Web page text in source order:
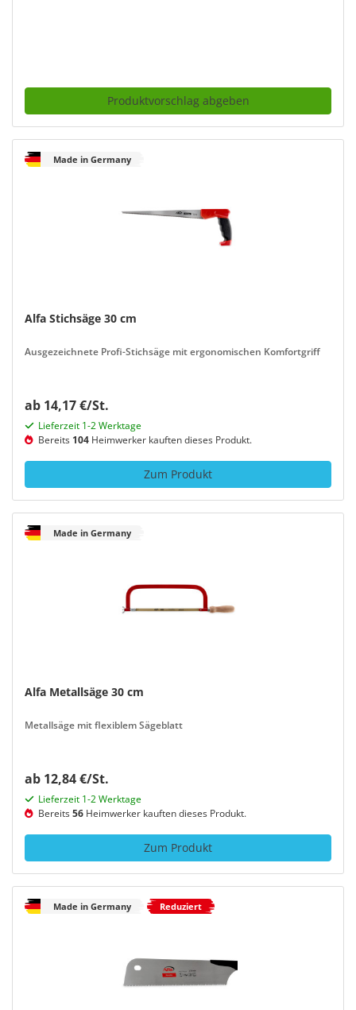
Produktvorschlag abgeben
Made in Germany
Alfa Stichsäge 30 cm
Ausgezeichnete Profi-Stichsäge mit ergonomischen Komfortgriff
ab 14,17 €/St.
Lieferzeit 1-2 Werktage
Bereits 104 Heimwerker kauften dieses Produkt.
Zum Produkt
Made in Germany
Alfa Metallsäge 30 cm
Metallsäge mit flexiblem Sägeblatt
ab 12,84 €/St.
Lieferzeit 1-2 Werktage
Bereits56 Heimwerker kauften dieses Produkt.
Zum Produkt
Made in Germany Reduziert